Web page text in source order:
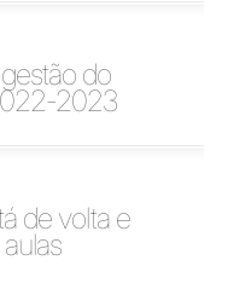
do
2023
de volta e